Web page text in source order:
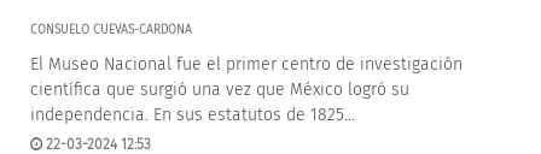
CONSUELO CUEVAS-CARDONA
El Museo Nacional fue el primer centro de investigación
científica que surgió una vez que México logró su
independencia. En sus estatutos de 1825...
22-03-2024 12:53